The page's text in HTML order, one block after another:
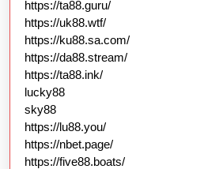
https://ta88.guru/
https://uk88.wtf/
https://ku88.sa.com/
https://da88.stream/
https://ta88.ink/
lucky88
sky88
https://lu88.you/
https://nbet.page/
https://five88.boats/